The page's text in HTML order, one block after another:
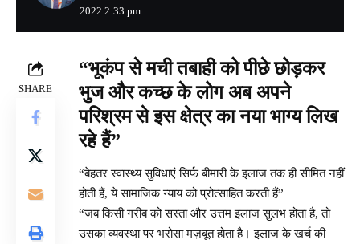
2022 2:33 pm
SHARE
“भूकंप से मची तबाही को पीछे छोड़कर
भुज और कच्छ के लोग अब अपने
परिश्रम से इस क्षेत्र का नया भाग्य लिख
रहे हैं”
“बेहतर स्वास्थ्य सुविधाएं सिर्फ बीमारी के इलाज तक ही सीमित नहीं
होती हैं, ये सामाजिक न्याय को प्रोत्साहित करती हैं”
“जब किसी गरीब को सस्ता और उत्तम इलाज सुलभ होता है, तो
उसका व्यवस्था पर भरोसा मज़बूत होता है। इलाज के खर्च की